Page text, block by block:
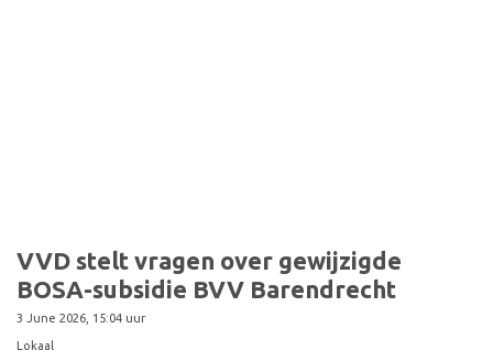
VVD stelt vragen over gewijzigde
BOSA-subsidie BVV Barendrecht
3 June 2026, 15:04 uur
Lokaal